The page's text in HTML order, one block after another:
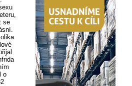
se
o